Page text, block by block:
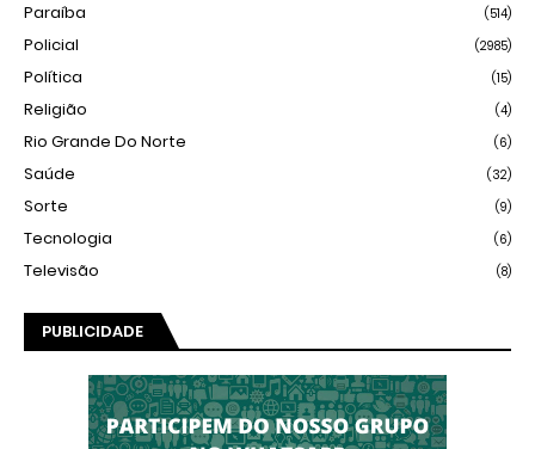
Paraíba (514)
Policial (2985)
Política (15)
Religião (4)
Rio Grande Do Norte (6)
Saúde (32)
Sorte (9)
Tecnologia (6)
Televisão (8)
PUBLICIDADE